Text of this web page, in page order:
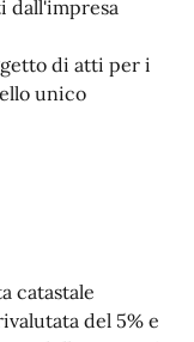
dall'impresa
di atti per i
unico
catastale
del 5% e